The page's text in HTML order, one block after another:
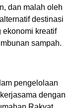
dan malah oleh
destinasi
ekonomi kreatif
sampah.
pengelolaan
dengan